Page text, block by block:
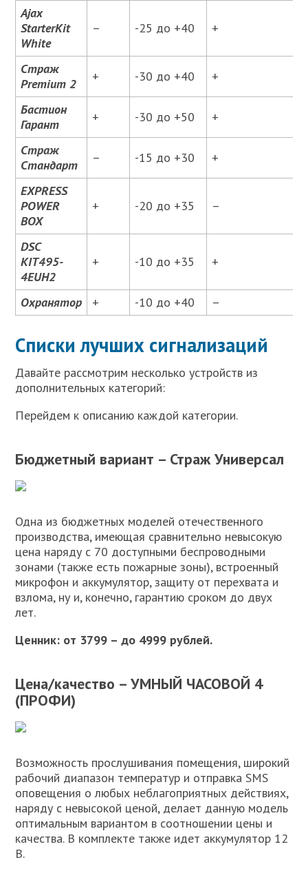
Ajax
StarterKit
White
– -25 до +40 +
Страж
Premium 2
+ -30 до +40 +
Бастион
Гарант
+ -30 до +50 +
Страж
Стандарт
– -15 до +30 +
EXPRESS
POWER
BOX
+ -20 до +35 –
DSC
KIT495-
4EUH2
+ -10 до +35 +
Охранятор + -10 до +40 –
Списки лучших сигнализаций
Давайте рассмотрим несколько устройств из
дополнительных категорий:
Перейдем к описанию каждой категории.
Бюджетный вариант – Страж Универсал
Одна из бюджетных моделей отечественного
производства, имеющая сравнительно невысокую
цена наряду с 70 доступными беспроводными
зонами (также есть пожарные зоны), встроенный
микрофон и аккумулятор, защиту от перехвата и
взлома, ну и, конечно, гарантию сроком до двух
лет.
Ценник: от 3799 – до 4999 рублей.
Цена/качество – УМНЫЙ ЧАСОВОЙ 4
(ПРОФИ)
Возможность прослушивания помещения, широкий
рабочий диапазон температур и отправка SMS
оповещения о любых неблагоприятных действиях,
наряду с невысокой ценой, делает данную модель
оптимальным вариантом в соотношении цены и
качества. В комплекте также идет аккумулятор 12
В.